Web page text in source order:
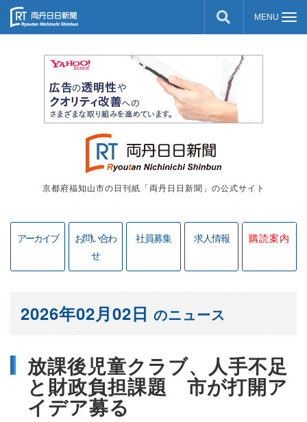
京都府福知山市の日刊紙「両丹日日新聞」の公式サイト
アーカイブ
お問い合わ
せ
社員募集 求人情報 購読案内
放課後児童クラブ、人手不足
と財政負担課題 市が打開ア
イデア募る
2026年02月02日のニュース